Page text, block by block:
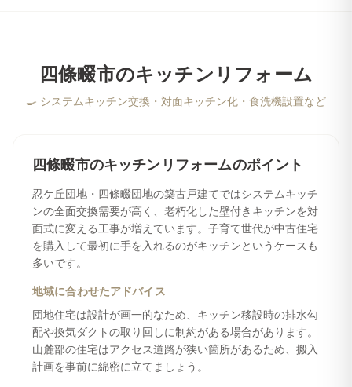
四條畷市のキッチンリフォーム
🍳 システムキッチン交換・対面キッチン化・食洗機設置など
四條畷市のキッチンリフォームのポイント
忍ケ丘団地・四條畷団地の築古戸建てではシステムキッチ
ンの全面交換需要が高く、老朽化した壁付きキッチンを対
面式に変える工事が増えています。子育て世代が中古住宅
を購入して最初に手を入れるのがキッチンというケースも
多いです。
地域に合わせたアドバイス
団地住宅は設計が画一的なため、キッチン移設時の排水勾
配や換気ダクトの取り回しに制約がある場合があります。
山麓部の住宅はアクセス道路が狭い箇所があるため、搬入
計画を事前に綿密に立てましょう。